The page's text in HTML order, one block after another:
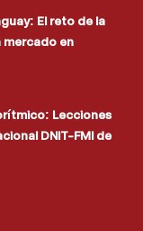
El reto de la
en
Lecciones
DNIT-FMI de